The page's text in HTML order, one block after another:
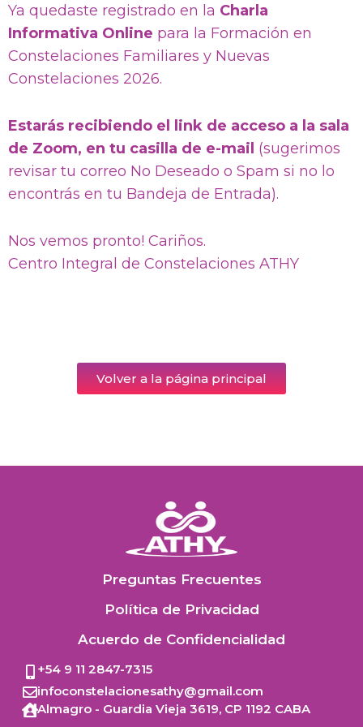
Ya quedaste registrado en la Charla
Informativa Online para la Formación en
Constelaciones Familiares y Nuevas
Constelaciones 2026.
Estarás recibiendo el link de acceso a la sala
de Zoom, en tu casilla de e-mail (sugerimos
revisar tu correo No Deseado o Spam si no lo
encontrás en tu Bandeja de Entrada).
Nos vemos pronto! Cariños.
Centro Integral de Constelaciones ATHY
Volver a la página principal
Preguntas Frecuentes
Política de Privacidad
Acuerdo de Confidencialidad
+54 9 11 2847-7315
infoconstelacionesathy@gmail.com
Almagro - Guardia Vieja 3619, CP 1192 CABA